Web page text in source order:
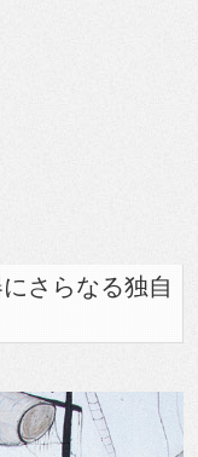
さらなる独自